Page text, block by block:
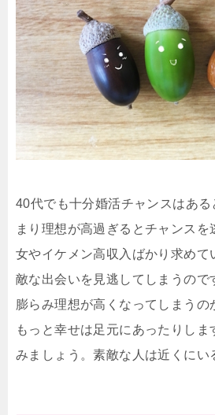
40代でも十分婚活チャンスはあ
まり理想が高過ぎるとチャンスを
女やイケメン高収入ばかり求めて
敵な出会いを見逃してしまうので
膨らみ理想が高くなってしまうの
もっと幸せは足元にあったりしま
みましょう。素敵な人は近くにい